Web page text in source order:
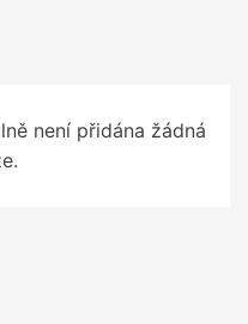
není přidána žádná